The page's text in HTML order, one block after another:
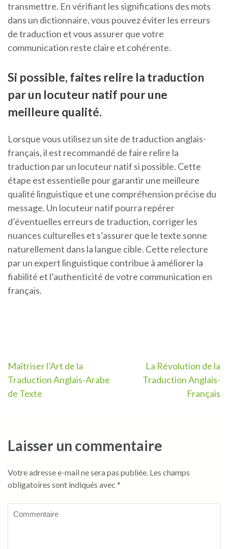
transmettre. En vérifiant les significations des mots
dans un dictionnaire, vous pouvez éviter les erreurs
de traduction et vous assurer que votre
communication reste claire et cohérente.
Si possible, faites relire la traduction
par un locuteur natif pour une
meilleure qualité.
Lorsque vous utilisez un site de traduction anglais-
français, il est recommandé de faire relire la
traduction par un locuteur natif si possible. Cette
étape est essentielle pour garantir une meilleure
qualité linguistique et une compréhension précise du
message. Un locuteur natif pourra repérer
d’éventuelles erreurs de traduction, corriger les
nuances culturelles et s’assurer que le texte sonne
naturellement dans la langue cible. Cette relecture
par un expert linguistique contribue à améliorer la
fiabilité et l’authenticité de votre communication en
français.
Navigation
de
Maîtriser l’Art de la
Traduction Anglais-Arabe
de Texte
La Révolution de la
Traduction Anglais-
Français
Laisser un commentaire
Votre adresse e-mail ne sera pas publiée. Les champs
obligatoires sont indiqués avec *